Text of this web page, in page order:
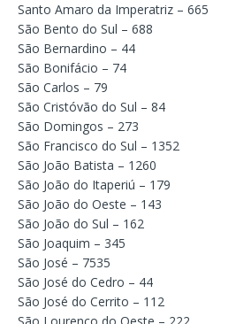
Santo Amaro da Imperatriz – 665
São Bento do Sul – 688
São Bernardino – 44
São Bonifácio – 74
São Carlos – 79
São Cristóvão do Sul – 84
São Domingos – 273
São Francisco do Sul – 1352
São João Batista – 1260
São João do Itaperiú – 179
São João do Oeste – 143
São João do Sul – 162
São Joaquim – 345
São José – 7535
São José do Cedro – 44
São José do Cerrito – 112